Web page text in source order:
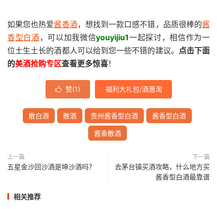
如果您也热爱酱香酒，想找到一款口感不错，品质很棒的酱
香型白酒，可以加我微信youyijiu1一起探讨，相信作为一
位土生土长的酒都人可以给到您一些不错的建议。 点击下面
的美酒抢购专区查看更多惊喜！
 赞(1) 福利大礼包/酒惠淘
散白酒 散酒 贵州酱香型白酒 酱香型白酒
酱香散酒
上一篇
五星金沙回沙酒是坤沙酒吗？
下一篇
去茅台镇买酒攻略，什么地方买
酱香型白酒最靠谱
相关推荐